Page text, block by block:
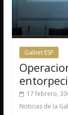
Galnet ESP
17 febrero,
Noticias de la